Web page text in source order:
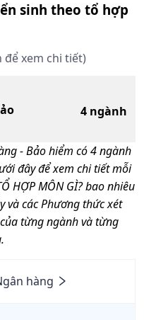
sinh theo tổ hợp
để xem chi tiết)
4 ngành
- Bảo hiểm có4ngành
đây để xem chi tiết mỗi
HỢP MÔN GÌ? bao nhiêu
và các Phương thức xét
từng ngành và từng
hàng